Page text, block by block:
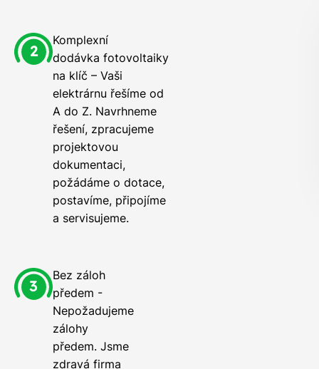
Komplexní
dodávka fotovoltaiky
na klíč – Vaši
elektrárnu řešíme od
A do Z. Navrhneme
řešení, zpracujeme
projektovou
dokumentaci,
požádáme o dotace,
postavíme, připojíme
a servisujeme.
Bez záloh
předem -
Nepožadujeme
zálohy
předem. Jsme
zdravá firma